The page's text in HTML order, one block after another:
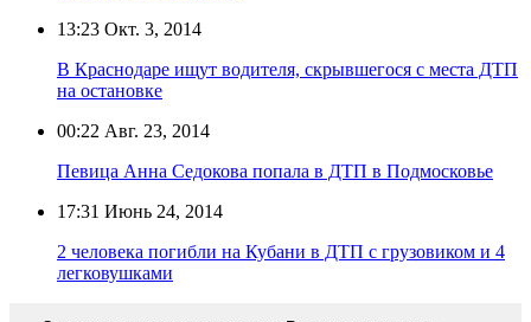
13:23 Окт. 3, 2014
В Краснодаре ищут водителя, скрывшегося с места ДТП
на остановке
00:22 Авг. 23, 2014
Певица Анна Седокова попала в ДТП в Подмосковье
17:31 Июнь 24, 2014
2 человека погибли на Кубани в ДТП с грузовиком и 4
легковушками